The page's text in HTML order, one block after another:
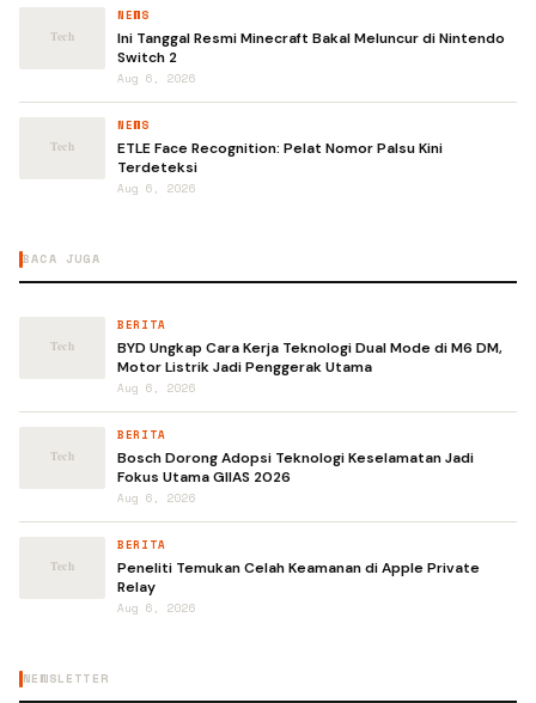
NEWS
Ini Tanggal Resmi Minecraft Bakal Meluncur di Nintendo
Switch 2
Aug 6, 2026
NEWS
ETLE Face Recognition: Pelat Nomor Palsu Kini
Terdeteksi
Aug 6, 2026
BACA JUGA
BERITA
BYD Ungkap Cara Kerja Teknologi Dual Mode di M6 DM,
Motor Listrik Jadi Penggerak Utama
Aug 6, 2026
BERITA
Bosch Dorong Adopsi Teknologi Keselamatan Jadi
Fokus Utama GIIAS 2026
Aug 6, 2026
BERITA
Peneliti Temukan Celah Keamanan di Apple Private
Relay
Aug 6, 2026
NEWSLETTER